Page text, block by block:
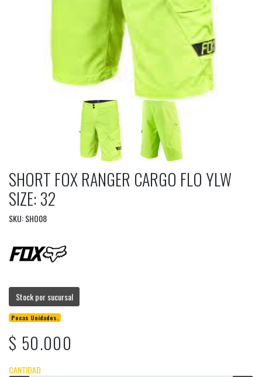
SHORT FOX RANGER CARGO FLO YLW
SIZE: 32
SKU: SHO08
Stock por sucursal
Pocas Unidades.
$ 50.000
CANTIDAD